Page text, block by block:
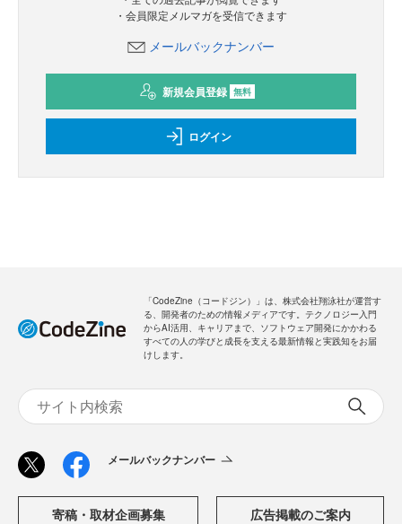
・会員限定メルマガを受信できます
メールバックナンバー
新規会員登録 無料
ログイン
「CodeZine（コードジン）」は、株式会社翔泳社が運営す
る、開発者のための情報メディアです。テクノロジー入門
からAI活用、キャリアまで、ソフトウェア開発にかかわる
すべての人の学びと成長を支える最新情報と実践知をお届
けします。
メールバックナンバー
寄稿・取材企画募集 広告掲載のご案内